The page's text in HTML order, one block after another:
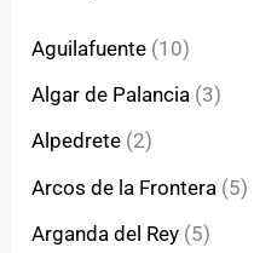
Aguilafuente (10)
Algar de Palancia (3)
Alpedrete (2)
Arcos de la Frontera (5)
Arganda del Rey (5)